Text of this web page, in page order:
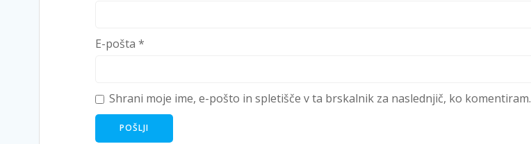
E-pošta *
Shrani moje ime, e-pošto in spletišče v ta brskalnik za naslednjič, ko komentiram.